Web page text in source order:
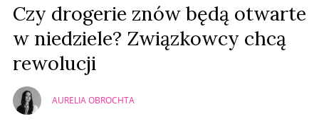
Czy drogerie znów będą otwarte
w niedziele? Związkowcy chcą
rewolucji
AURELIA OBROCHTA